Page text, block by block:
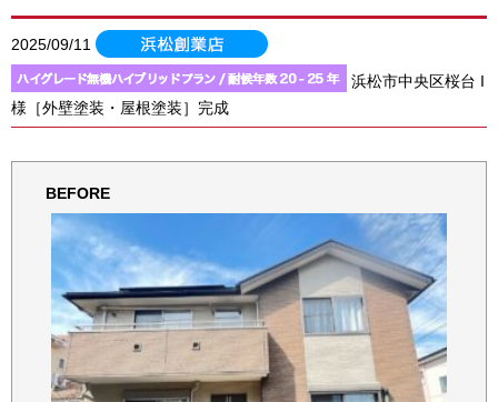
2025/09/11
浜松市中央区桜台 I
様［外壁塗装・屋根塗装］完成
BEFORE